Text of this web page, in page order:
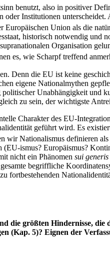
benutzt, also in positiver
oder Institutionen
Union als die
historisch notwendig
Organisation
es, wie Scharpf treffend
Denn die EU ist keine
eigene Nationalmythen
Unabhängigkeit und
zu sein, der wichtigste
Charakter des EU-
geführt wird. Es
wir Nationalismus definieren
ismus? Europäismus?
nicht ein Phänomen sui generis
begriffliche
fortbestehenden
die größten Hindernisse, die
(Kap. 5)? Eignen der